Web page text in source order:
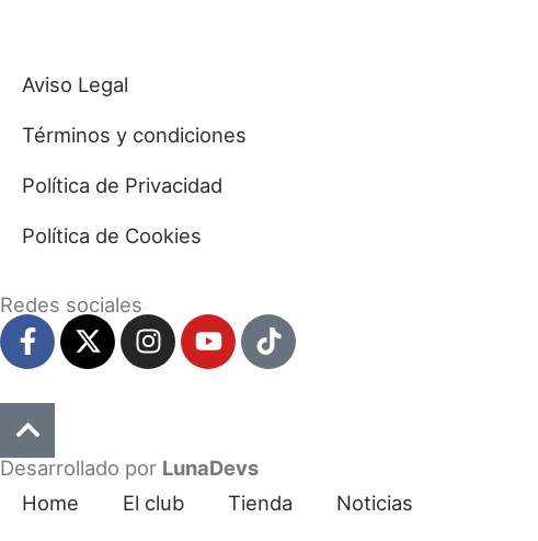
Aviso Legal
Términos y condiciones
Política de Privacidad
Política de Cookies
Redes sociales
Desarrollado por LunaDevs
Home
El club Tienda Noticias